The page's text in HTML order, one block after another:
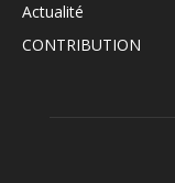
Actualité
CONTRIBUTION